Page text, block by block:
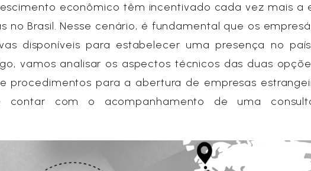
econômico têm incentivado cada vez mais a
no Brasil. Nesse cenário, é fundamental que os
disponíveis para estabelecer uma presença no
vamos analisar os aspectos técnicos das duas
procedimentos para a abertura de empresas
contar com o acompanhamento de uma